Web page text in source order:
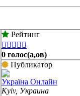
Рейтинг
    
0 голос(а,ов)
Публикатор
Україна Онлайн
Kyiv, Украина